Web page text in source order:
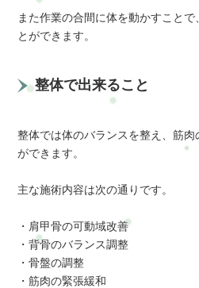
また作業の合間に体を動かすこと
とができます。
整体で出来ること
整体では体のバランスを整え、筋肉
ができます。
主な施術内容は次の通りです。
・肩甲骨の可動域改善
・背骨のバランス調整
・骨盤の調整
・筋肉の緊張緩和